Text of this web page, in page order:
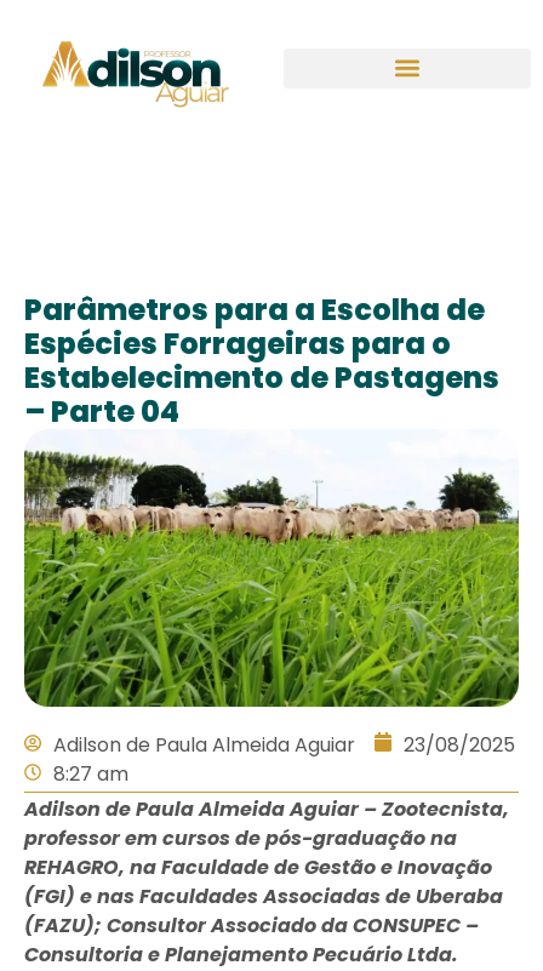
Parâmetros para a Escolha de
Espécies Forrageiras para o
Estabelecimento de Pastagens
– Parte 04
Adilson de Paula Almeida Aguiar
23/08/2025
8:27 am
Adilson de Paula Almeida Aguiar – Zootecnista,
professor em cursos de pós-graduação na
REHAGRO, na Faculdade de Gestão e Inovação
(FGI) e nas Faculdades Associadas de Uberaba
(FAZU); Consultor Associado da CONSUPEC –
Consultoria e Planejamento Pecuário Ltda.